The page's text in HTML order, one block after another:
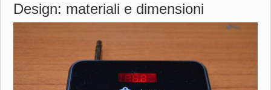
Design: materiali e dimensioni